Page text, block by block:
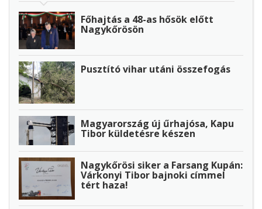
Főhajtás a 48-as hősök előtt
Nagykőrösön
Pusztító vihar utáni összefogás
Magyarország új űrhajósa, Kapu
Tibor küldetésre készen
Nagykőrösi siker a Farsang Kupán:
Várkonyi Tibor bajnoki címmel
tért haza!